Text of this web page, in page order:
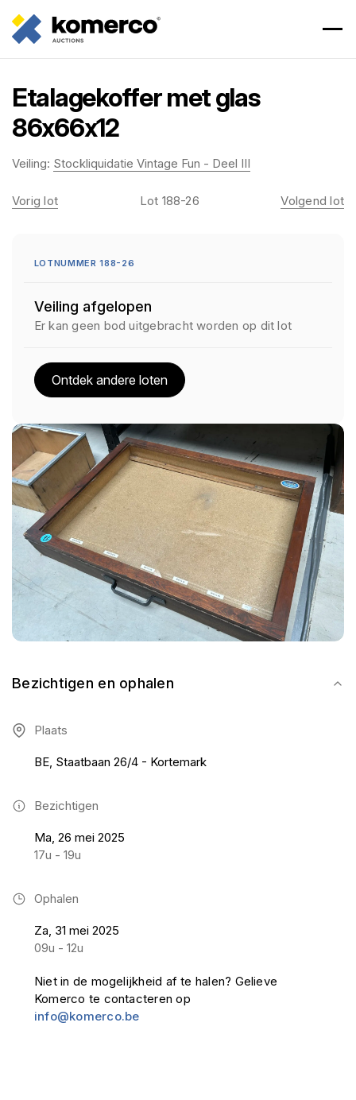
Etalagekoffer met glas
86x66x12
Veiling: Stockliquidatie Vintage Fun - Deel III
Bezichtigen en ophalen
Plaats
BE, Staatbaan 26/4 - Kortemark
Bezichtigen
Ma, 26 mei 2025
17u - 19u
Ophalen
Za, 31 mei 2025
09u - 12u
Niet in de mogelijkheid af te halen? Gelieve
Komerco te contacteren op
info@komerco.be
Vorig lot Lot 188-26 Volgend lot
LOTNUMMER 188-26
Veiling afgelopen
Er kan geen bod uitgebracht worden op dit lot
Ontdek andere loten